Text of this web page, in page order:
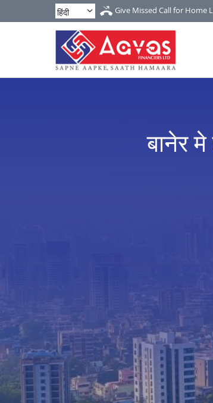
Give Missed Call for Home
बानेर